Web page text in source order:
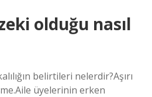
olduğu nasıl
belirtileri nelerdir?Aşırı
üyelerinin erken